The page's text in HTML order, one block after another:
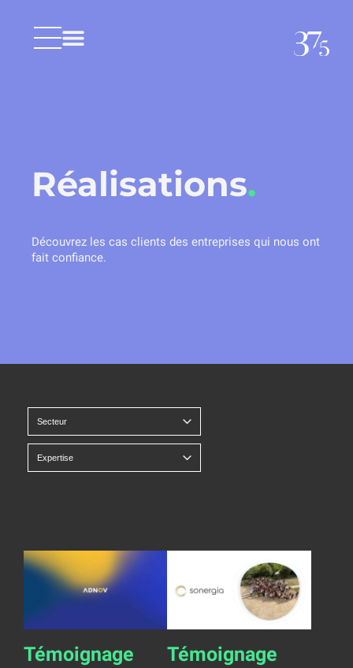
Réalisations.
Découvrez les cas clients des entreprises qui nous ont
fait confiance.
Témoignage
Témoignage